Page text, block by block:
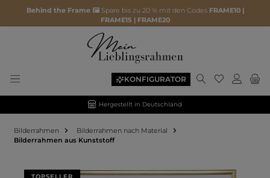
Behind the Frame 🖼️ Spare bis zu 20 % mit den Codes FRAME10 |
FRAME15 | FRAME20
KONFIGURATOR
Hergestellt in Deutschland
Bilderrahmen
Bilderrahmen nach Material
Bilderrahmen aus Kunststoff
Bildergalerie überspringen
TOPSELLER